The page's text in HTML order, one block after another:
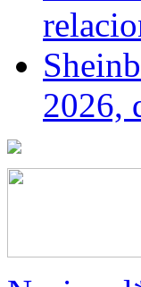
2026,